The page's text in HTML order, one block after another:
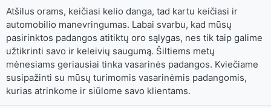
Atšilus orams, keičiasi kelio danga, tad kartu keičiasi ir
automobilio manevringumas. Labai svarbu, kad mūsų
pasirinktos padangos atitiktų oro sąlygas, nes tik taip galime
užtikrinti savo ir keleivių saugumą. Šiltiems metų
mėnesiams geriausiai tinka vasarinės padangos. Kviečiame
susipažinti su mūsų turimomis vasarinėmis padangomis,
kurias atrinkome ir siūlome savo klientams.